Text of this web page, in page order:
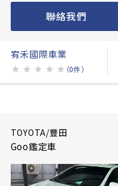
聯絡我們
宥禾國際車業
★ ★ ★ ★ ★ （0件）
TOYOTA/豐田
Goo鑑定車